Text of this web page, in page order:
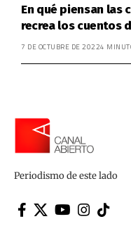
En qué piensan las
recrea los cuentos
7 DE OCTUBRE DE 20224
Periodismo de este lado